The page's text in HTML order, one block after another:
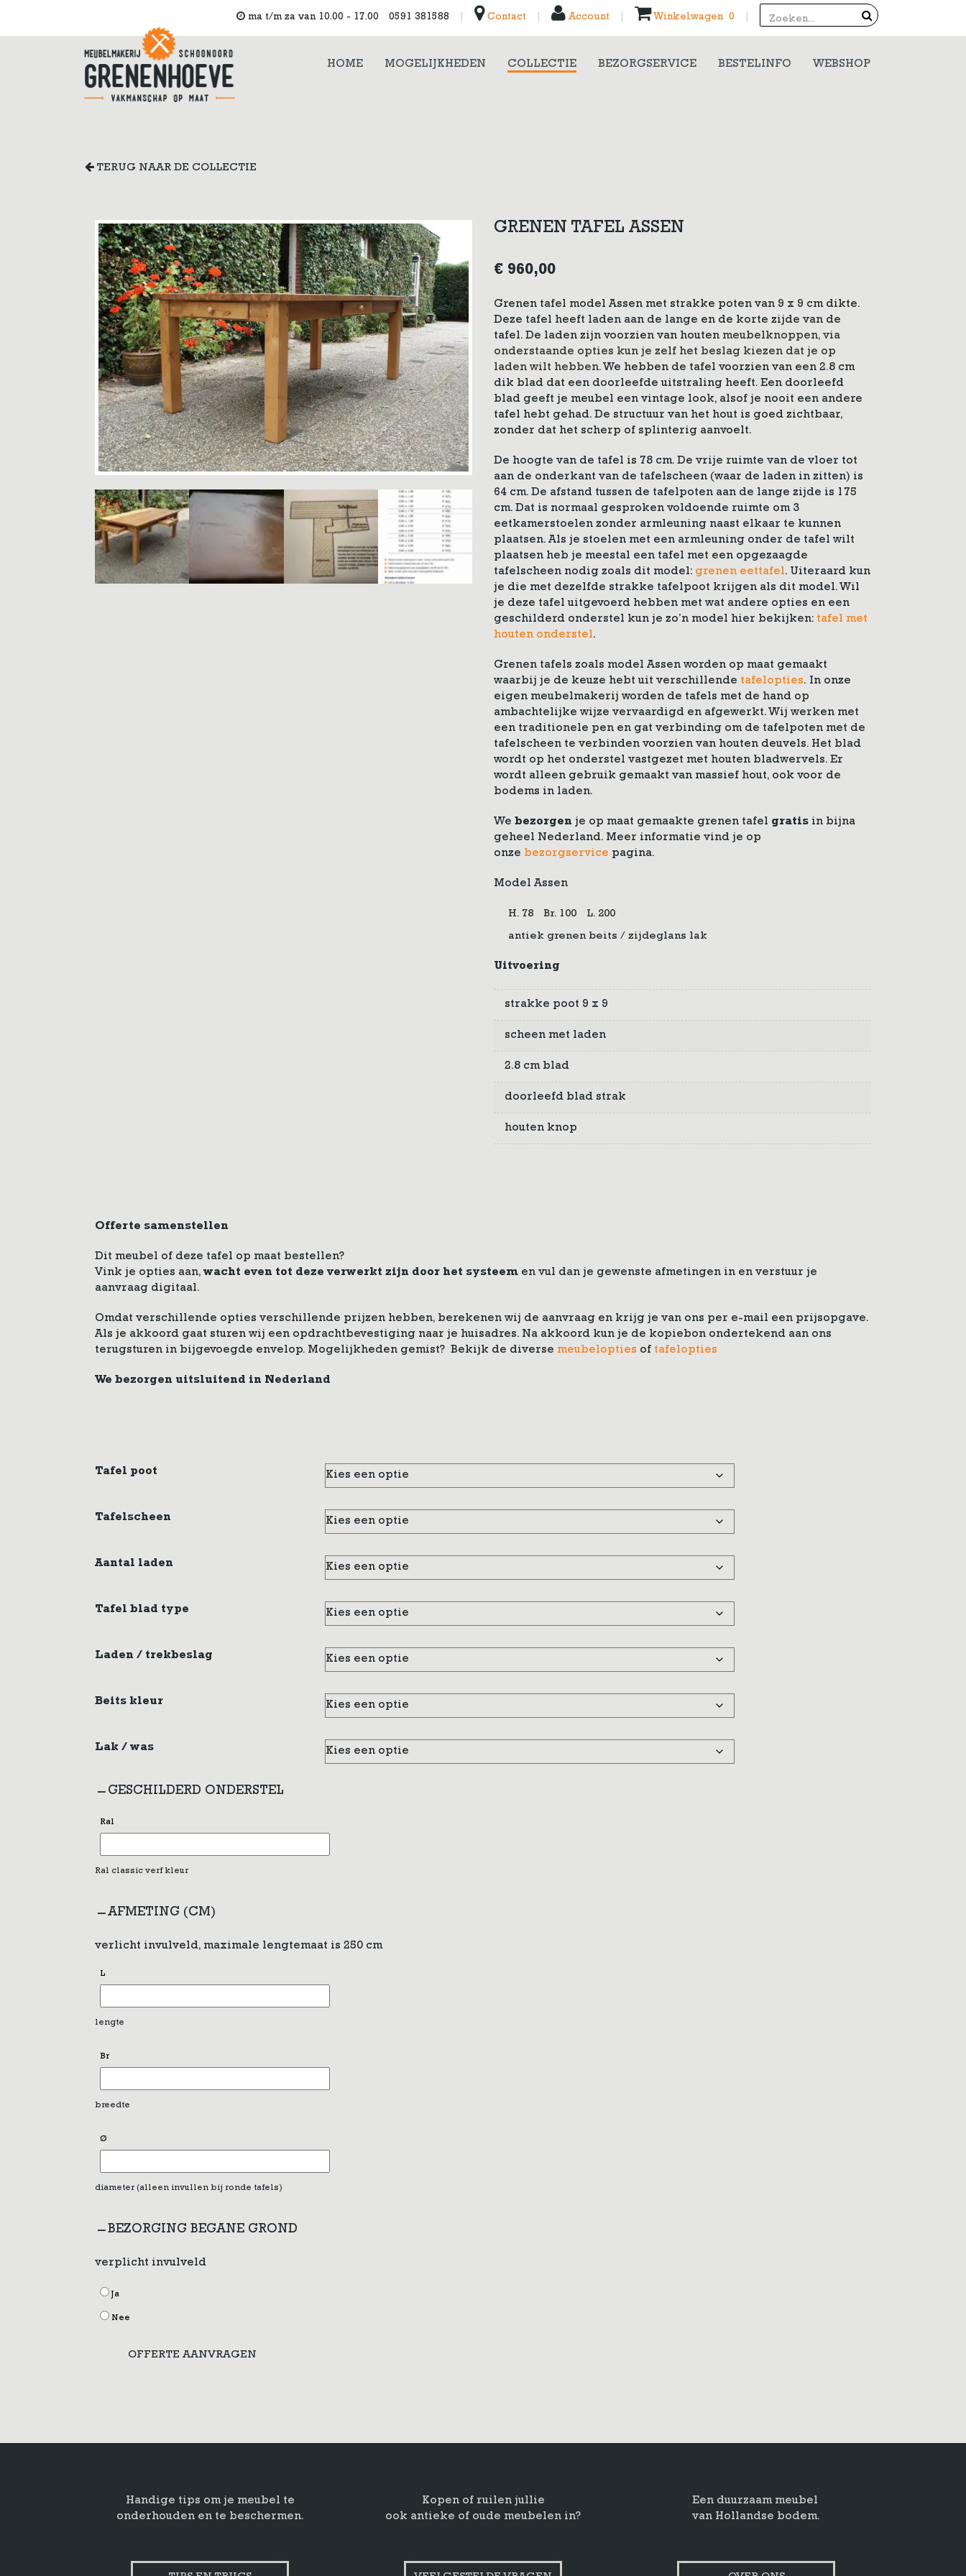
ma t/m za van 10.00 - 17.00 0591 381588 Contact Account Winkelwagen 0
HOME MOGELIJKHEDEN COLLECTIE BEZORGSERVICE BESTELINFO WEBSHOP
TERUG NAAR DE COLLECTIE
GRENEN TAFEL ASSEN
€ 960,00
Grenen tafel model Assen met strakke poten van 9 x 9 cm dikte.
Deze tafel heeft laden aan de lange en de korte zijde van de
tafel. De laden zijn voorzien van houten meubelknoppen, via
onderstaande opties kun je zelf het beslag kiezen dat je op
laden wilt hebben. We hebben de tafel voorzien van een 2.8 cm
dik blad dat een doorleefde uitstraling heeft. Een doorleefd
blad geeft je meubel een vintage look, alsof je nooit een andere
tafel hebt gehad. De structuur van het hout is goed zichtbaar,
zonder dat het scherp of splinterig aanvoelt.
De hoogte van de tafel is 78 cm. De vrije ruimte van de vloer tot
aan de onderkant van de tafelscheen (waar de laden in zitten) is
64 cm. De afstand tussen de tafelpoten aan de lange zijde is 175
cm. Dat is normaal gesproken voldoende ruimte om 3
eetkamerstoelen zonder armleuning naast elkaar te kunnen
plaatsen. Als je stoelen met een armleuning onder de tafel wilt
plaatsen heb je meestal een tafel met een opgezaagde
tafelscheen nodig zoals dit model: grenen eettafel. Uiteraard kun
je die met dezelfde strakke tafelpoot krijgen als dit model. Wil
je deze tafel uitgevoerd hebben met wat andere opties en een
geschilderd onderstel kun je zo’n model hier bekijken: tafel met
houten onderstel.
Grenen tafels zoals model Assen worden op maat gemaakt
waarbij je de keuze hebt uit verschillende tafelopties. In onze
eigen meubelmakerij worden de tafels met de hand op
ambachtelijke wijze vervaardigd en afgewerkt. Wij werken met
een traditionele pen en gat verbinding om de tafelpoten met de
tafelscheen te verbinden voorzien van houten deuvels. Het blad
wordt op het onderstel vastgezet met houten bladwervels. Er
wordt alleen gebruik gemaakt van massief hout, ook voor de
bodems in laden.
We bezorgen je op maat gemaakte grenen tafel gratis in bijna
geheel Nederland. Meer informatie vind je op
onze bezorgservice pagina.
Model Assen
H. 78 Br. 100 L. 200
antiek grenen beits / zijdeglans lak
Uitvoering
strakke poot 9 x 9
scheen met laden
2.8 cm blad
doorleefd blad strak
houten knop
Offerte samenstellen
Dit meubel of deze tafel op maat bestellen?
Vink je opties aan, wacht even tot deze verwerkt zijn door het systeem en vul dan je gewenste afmetingen in en verstuur je
aanvraag digitaal.
Omdat verschillende opties verschillende prijzen hebben, berekenen wij de aanvraag en krijg je van ons per e-mail een prijsopgave.
Als je akkoord gaat sturen wij een opdrachtbevestiging naar je huisadres. Na akkoord kun je de kopiebon ondertekend aan ons
terugsturen in bijgevoegde envelop. Mogelijkheden gemist? Bekijk de diverse meubelopties of tafelopties
We bezorgen uitsluitend in Nederland
Tafel poot
Tafelscheen
Aantal laden
Tafel blad type
Laden / trekbeslag
Beits kleur
Lak / was
GESCHILDERD ONDERSTEL
Ral
Ral classic verf kleur
AFMETING (CM)
verlicht invulveld, maximale lengtemaat is 250 cm
L
lengte
Br
breedte
Ø
diameter (alleen invullen bij ronde tafels)
BEZORGING BEGANE GROND
verplicht invulveld
Ja
Nee
OFFERTE AANVRAGEN
Handige tips om je meubel te
onderhouden en te beschermen.
Kopen of ruilen jullie
ook antieke of oude meubelen in?
Een duurzaam meubel
van Hollandse bodem.